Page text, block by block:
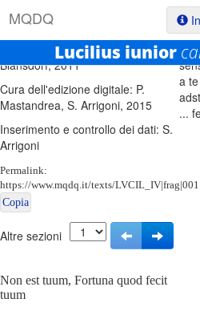
MQDQ
Lucilius iunior
Testo base di riferimento: J.
Blänsdorf, 2011
Cura dell'edizione digitale: P.
Mastandrea, S. Arrigoni, 2015
Inserimento e controllo dei dati: S.
Arrigoni
Permalink:
https://www.mqdq.it/texts/LVCIL_IV|frag|001
Copia
Altre sezioni
Non est tuum, Fortuna quod fecit
tuum
a
...